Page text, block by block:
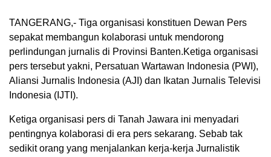
TANGERANG,- Tiga organisasi konstituen Dewan Pers
sepakat membangun kolaborasi untuk mendorong
perlindungan jurnalis di Provinsi Banten.Ketiga organisasi
pers tersebut yakni, Persatuan Wartawan Indonesia (PWI),
Aliansi Jurnalis Indonesia (AJI) dan Ikatan Jurnalis Televisi
Indonesia (IJTI).
Ketiga organisasi pers di Tanah Jawara ini menyadari
pentingnya kolaborasi di era pers sekarang. Sebab tak
sedikit orang yang menjalankan kerja-kerja Jurnalistik